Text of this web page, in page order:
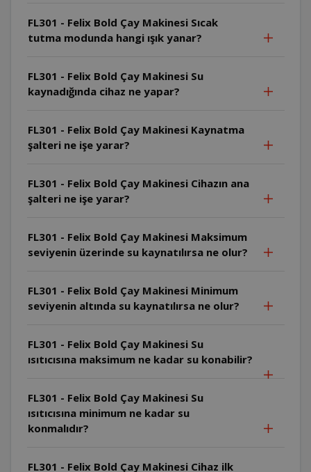
FL301 - Felix Bold Çay Makinesi Sıcak
tutma modunda hangi ışık yanar?
FL301 - Felix Bold Çay Makinesi Su
kaynadığında cihaz ne yapar?
FL301 - Felix Bold Çay Makinesi Kaynatma
şalteri ne işe yarar?
FL301 - Felix Bold Çay Makinesi Cihazın ana
şalteri ne işe yarar?
FL301 - Felix Bold Çay Makinesi Maksimum
seviyenin üzerinde su kaynatılırsa ne olur?
FL301 - Felix Bold Çay Makinesi Minimum
seviyenin altında su kaynatılırsa ne olur?
FL301 - Felix Bold Çay Makinesi Su
ısıtıcısına maksimum ne kadar su konabilir?
FL301 - Felix Bold Çay Makinesi Su
ısıtıcısına minimum ne kadar su
konmalıdır?
FL301 - Felix Bold Çay Makinesi Cihaz ilk